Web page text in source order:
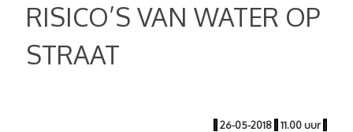
RISICO’S VAN WATER OP
STRAAT
| 26-05-2018 | 11.00 uur |